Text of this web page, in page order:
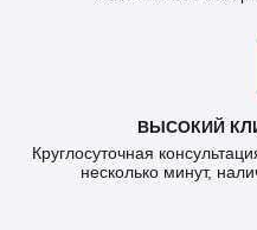
ВЫСОКИЙ
Круглосуточная
несколько минут,